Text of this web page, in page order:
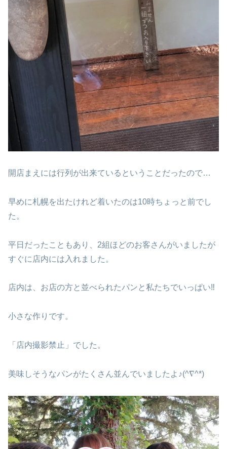
開店まえには行列が出来ているということだったので…
早めに札幌を出たけれど着いたのは10時ちょっと前でし
た。
平日だったこともあり、2組ほどのお客さんがいましたが
すぐに店内には入れました。
店内は、お店の方と並べられたパンと私たちでいっぱい‼
小さな作りです。
「店内撮影禁止」でした。
美味しそうなパンがたくさん並んでいましたよ♪(^∇^*)